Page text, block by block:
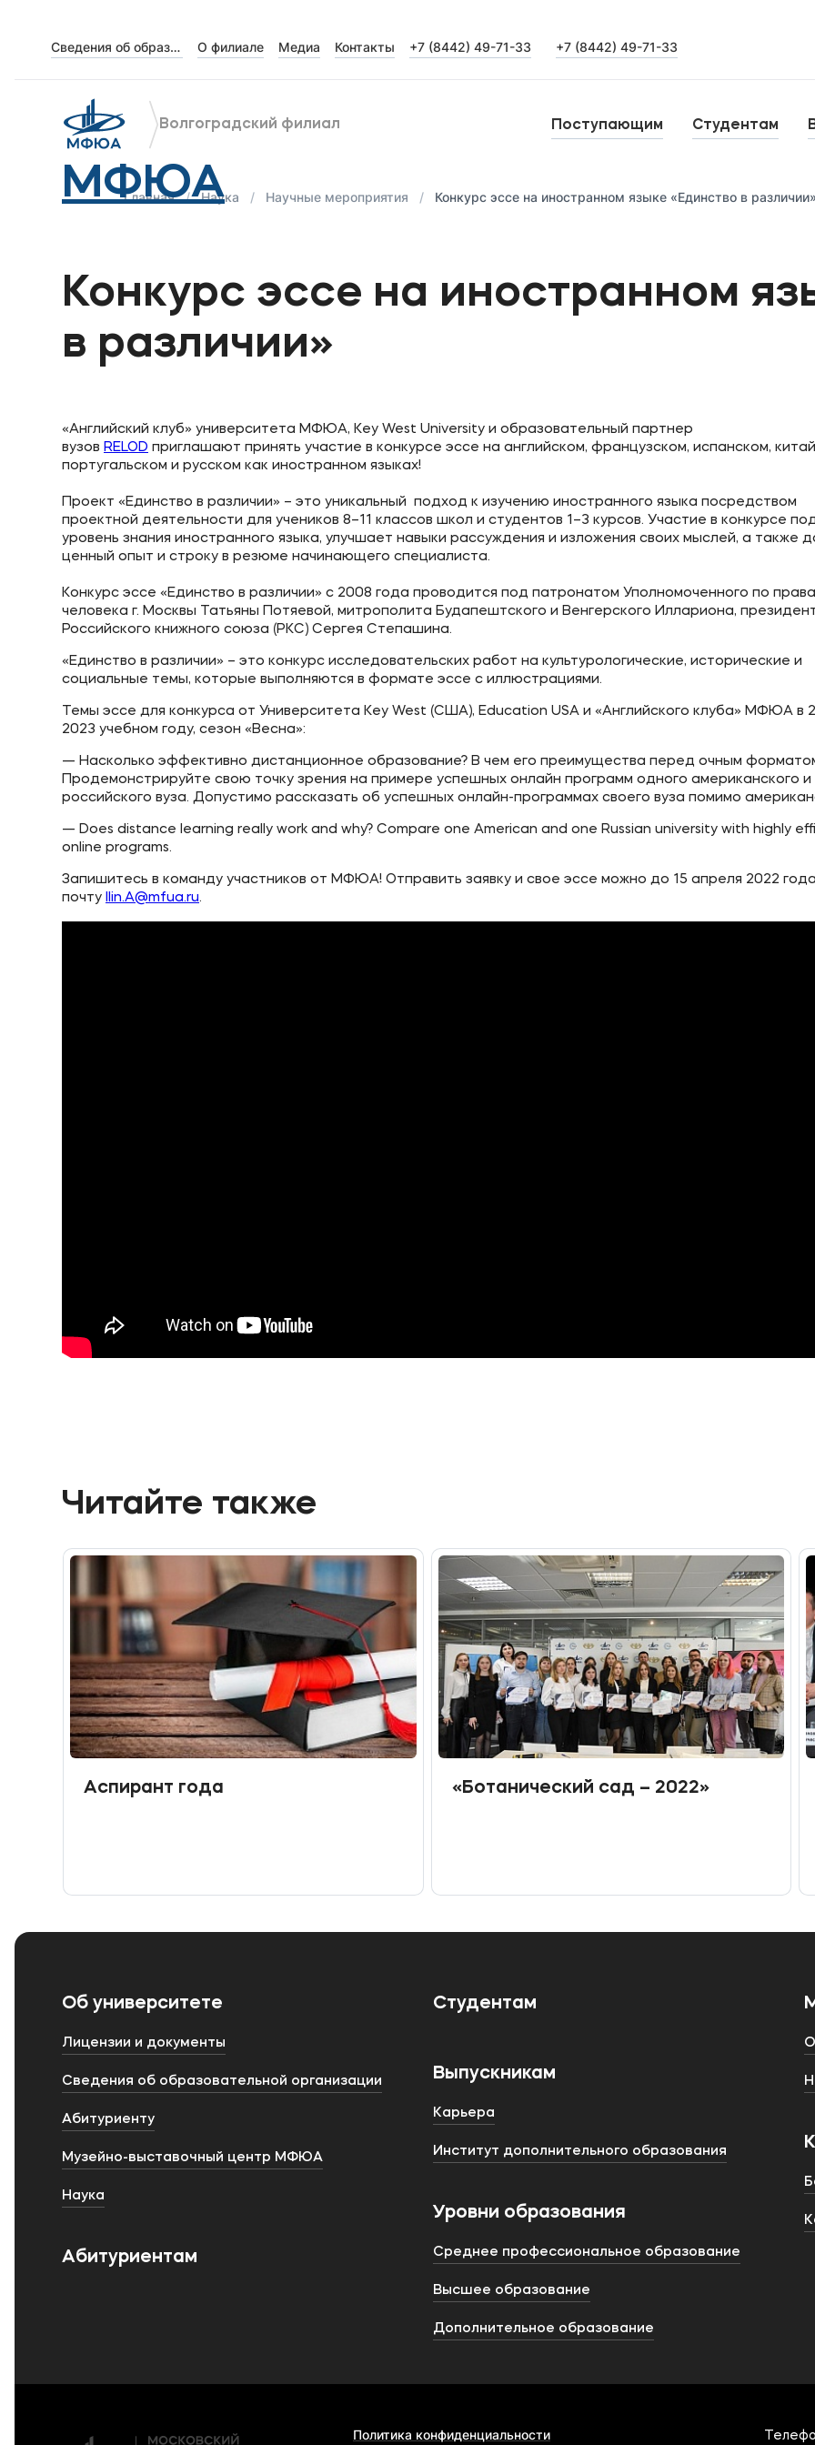
Сведения об образовательной организации О филиале Медиа Контакты +7 (8442) 49-71-33 +7 (8442) 49-71-33
МФЮА
Волгоградский филиал Поступающим Студентам
Лицензии и документы
Сведения об образовательной организации
Абитуриенту
Абитуриентам
Высшее образование
+7 (8442) 49-71-33 Об образовательной организации
Банковские реквизиты
Главная Наука Научные мероприятия Конкурс эссе на иностранном языке «Единство в различии»
Конкурс эссе на иностранном
в различии»
«Английский клуб» университета МФЮА, Key West University и образовательный партнер
вузов RELOD приглашают принять участие в конкурсе эссе на английском, французском, испанском,
португальском и русском как иностранном языках!
​​​​​​​Проект «Единство в различии» – это уникальный подход к изучению иностранного языка посредством
проектной деятельности для учеников 8–11 классов школ и студентов 1–3 курсов. Участие в конкурсе
уровень знания иностранного языка, улучшает навыки рассуждения и изложения своих мыслей, а также
ценный опыт и строку в резюме начинающего специалиста.
​​​​​​​Конкурс эссе «Единство в различии» с 2008 года проводится под патронатом Уполномоченного по
человека г. Москвы Татьяны Потяевой, митрополита Будапештского и Венгерского Иллариона,
Российского книжного союза (РКС) Сергея Степашина.
«Единство в различии» – это конкурс исследовательских работ на культурологические, исторические и
социальные темы, которые выполняются в формате эссе с иллюстрациями.
Темы эссе для конкурса от Университета Key West (США), Education USA и «Английского клуба» МФЮА в
2023 учебном году, сезон «Весна»:
— Насколько эффективно дистанционное образование? В чем его преимущества перед очным
Продемонстрируйте свою точку зрения на примере успешных онлайн программ одного американского и
российского вуза. Допустимо рассказать об успешных онлайн-программах своего вуза помимо
— Does distance learning really work and why? Сompare one American and one Russian university with highly
online programs.
Запишитесь в команду участников от МФЮА! Отправить заявку и свое эссе можно до 15 апреля 2022
почту Ilin.A@mfua.ru.
Читайте также
Аспирант года «Ботанический сад – 2022»
Об университете
Лицензии и документы
Сведения об образовательной организации
Абитуриенту
Музейно-выставочный центр МФЮА
Наука
Абитуриентам
Студентам
Выпускникам
Карьера
Институт дополнительного образования
Уровни образования
Среднее профессиональное образование
Высшее образование
Дополнительное образование
Политика конфиденциальности